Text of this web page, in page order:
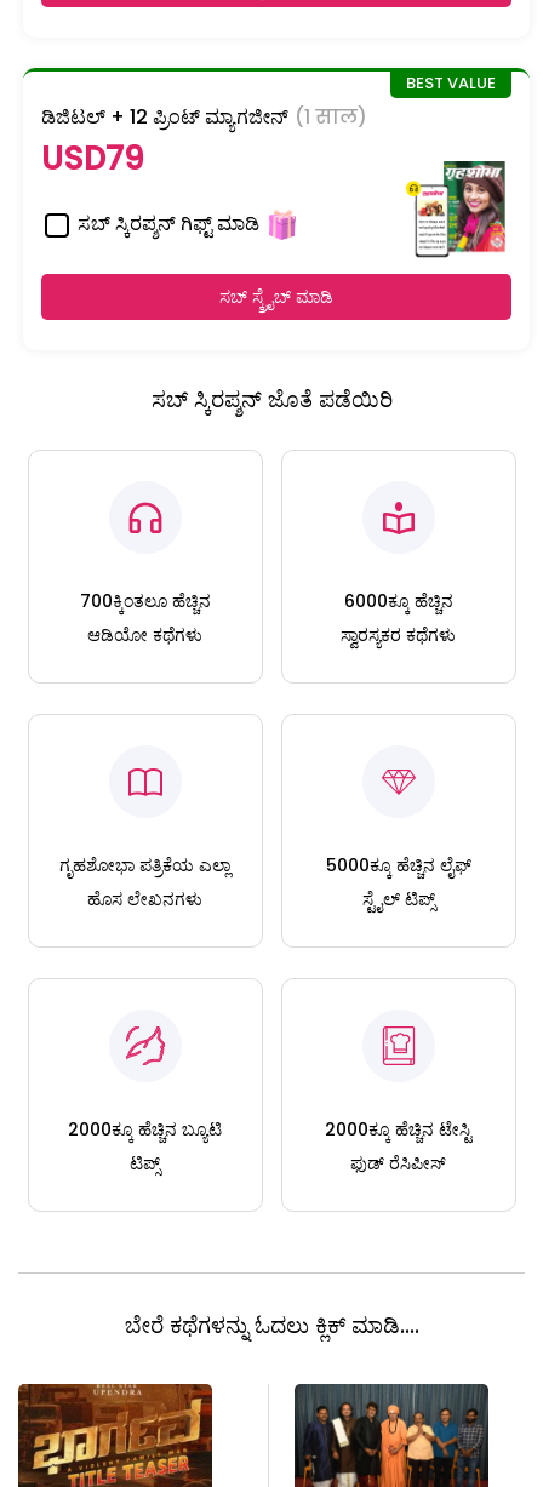
ಡಿಜಿಟಲ್ + 12 ಪ್ರಿಂಟ್ ಮ್ಯಾಗಜೀನ್ (1 साल)
USD79
ಸಬ್ ಸ್ಕಿರಪ್ಶನ್ ಗಿಫ್ಟ್ ಮಾಡಿ
ಸಬ್ ಸ್ಕ್ರೈಬ್ ಮಾಡಿ
ಸಬ್ ಸ್ಕಿರಪ್ಶನ್ ಜೊತೆ ಪಡೆಯಿರಿ
700ಕ್ಕಿಂತಲೂ ಹೆಚ್ಚಿನ
ಆಡಿಯೋ ಕಥೆಗಳು
6000ಕ್ಕೂ ಹೆಚ್ಚಿನ
ಸ್ವಾರಸ್ಯಕರ ಕಥೆಗಳು
ಗೃಹಶೋಭಾ ಪತ್ರಿಕೆಯ ಎಲ್ಲಾ
ಹೊಸ ಲೇಖನಗಳು
5000ಕ್ಕೂ ಹೆಚ್ಚಿನ ಲೈಫ್
ಸ್ಟೈಲ್ ಟಿಪ್ಸ್
2000ಕ್ಕೂ ಹೆಚ್ಚಿನ ಬ್ಯೂಟಿ
ಟಿಪ್ಸ್
2000ಕ್ಕೂ ಹೆಚ್ಚಿನ ಟೇಸ್ಟಿ
ಫುಡ್ ರೆಸಿಪೀಸ್
ಬೇರೆ ಕಥೆಗಳನ್ನು ಓದಲು ಕ್ಲಿಕ್ ಮಾಡಿ....